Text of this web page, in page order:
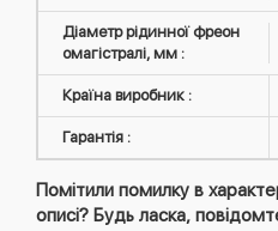
Діаметр рідинної фреон
омагістралі, мм :
Країна виробник :
Гарантія :
Помітили помилку в
описі? Будь ласка,